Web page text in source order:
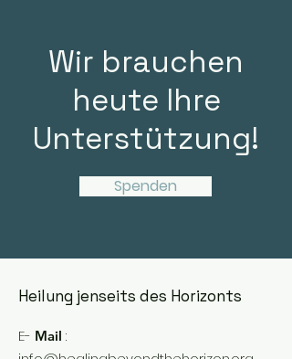
Wir brauchen
heute Ihre
Unterstützung!
Spenden
Heilung jenseits des Horizonts
E- Mail :